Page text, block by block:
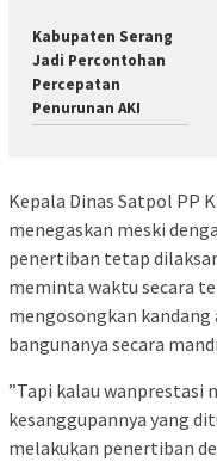
Kabupaten Serang
Jadi Percontohan
Percepatan
Penurunan AKI
Kepala Dinas Satpol PP
menegaskan meski
penertiban tetap
meminta waktu secara
mengosongkan
bangunanya secara
”Tapi kalau wanprestasi
kesanggupannya yang
melakukan penertiban